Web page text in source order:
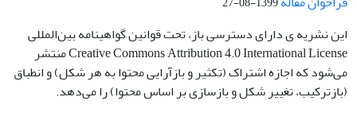
این نشریه ی دارای دسترسی باز، تحت قوانین گواهینامه بین‌المللی
Creative Commons Attribution 4.0 International License منتشر
می‌شود که اجازه اشتراک (تکثیر و بازآرایی محتوا به هر شکل) و انطباق
(بازترکیب، تغییر شکل و بازسازی بر اساس محتوا) را می‌دهد.